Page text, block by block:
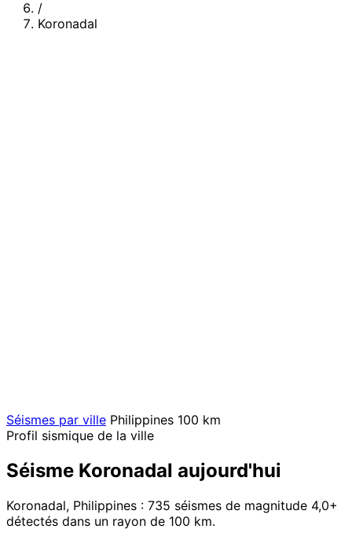
/
Koronadal
Séismes par ville Philippines 100 km
Profil sismique de la ville
Séisme Koronadal aujourd'hui
Koronadal, Philippines : 735 séismes de magnitude 4,0+
détectés dans un rayon de 100 km.